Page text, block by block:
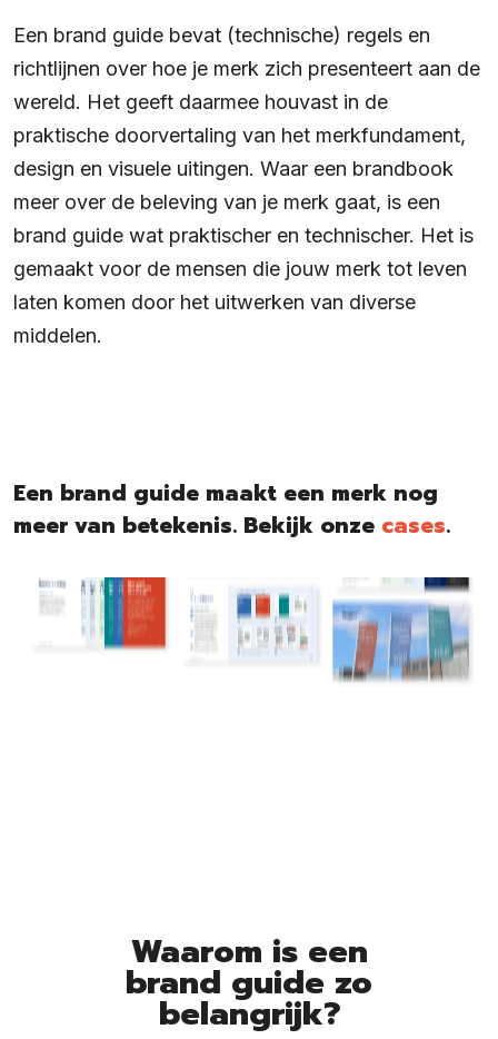
Een brand guide bevat (technische) regels en
richtlijnen over hoe je merk zich presenteert aan de
wereld. Het geeft daarmee houvast in de
praktische doorvertaling van het merkfundament,
design en visuele uitingen. Waar een brandbook
meer over de beleving van je merk gaat, is een
brand guide wat praktischer en technischer. Het is
gemaakt voor de mensen die jouw merk tot leven
laten komen door het uitwerken van diverse
middelen.
Een brand guide maakt een merk nog
meer van betekenis. Bekijk onze cases.
Waarom is een
brand guide zo
belangrijk?